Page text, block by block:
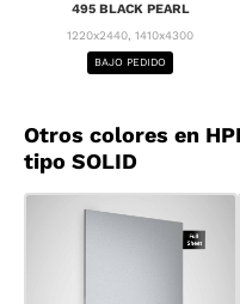
495 BLACK PEARL
1220x2440, 1410x4300
BAJO PEDIDO
Otros colores en
tipo SOLID